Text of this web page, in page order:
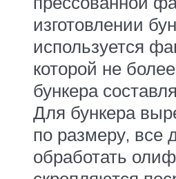
изготовлении
используется
которой не
бункера
Для бункера
по размеру, все
обработать